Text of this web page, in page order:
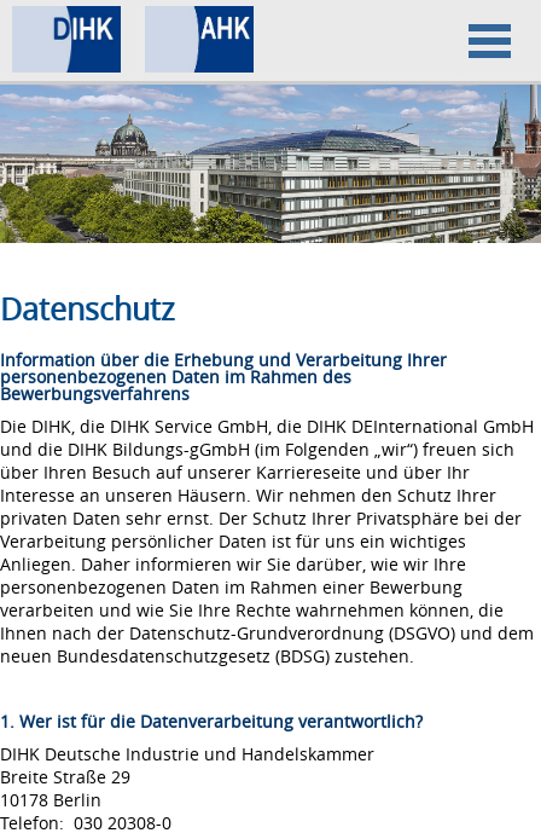
Home
Datenschutz
Impressum
Datenschutz
Information über die Erhebung und Verarbeitung Ihrer
personenbezogenen Daten im Rahmen des
Bewerbungsverfahrens
Die DIHK, die DIHK Service GmbH, die DIHK DEInternational GmbH
und die DIHK Bildungs-gGmbH (im Folgenden „wir“) freuen sich
über Ihren Besuch auf unserer Karriereseite und über Ihr
Interesse an unseren Häusern. Wir nehmen den Schutz Ihrer
privaten Daten sehr ernst. Der Schutz Ihrer Privatsphäre bei der
Verarbeitung persönlicher Daten ist für uns ein wichtiges
Anliegen. Daher informieren wir Sie darüber, wie wir Ihre
personenbezogenen Daten im Rahmen einer Bewerbung
verarbeiten und wie Sie Ihre Rechte wahrnehmen können, die
Ihnen nach der Datenschutz-Grundverordnung (DSGVO) und dem
neuen Bundesdatenschutzgesetz (BDSG) zustehen.
1. Wer ist für die Datenverarbeitung verantwortlich?
DIHK Deutsche Industrie und Handelskammer
Breite Straße 29
10178 Berlin
Telefon: 030 20308-0